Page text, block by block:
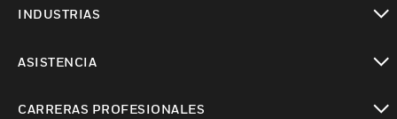
INDUSTRIAS
ASISTENCIA
CARRERAS PROFESIONALES